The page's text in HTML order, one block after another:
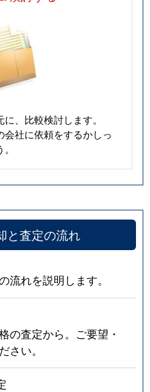
、比較検討します。
社に依頼をするかしっ
と査定の流れ
流れを説明します。
の査定から。ご要望・
さい。